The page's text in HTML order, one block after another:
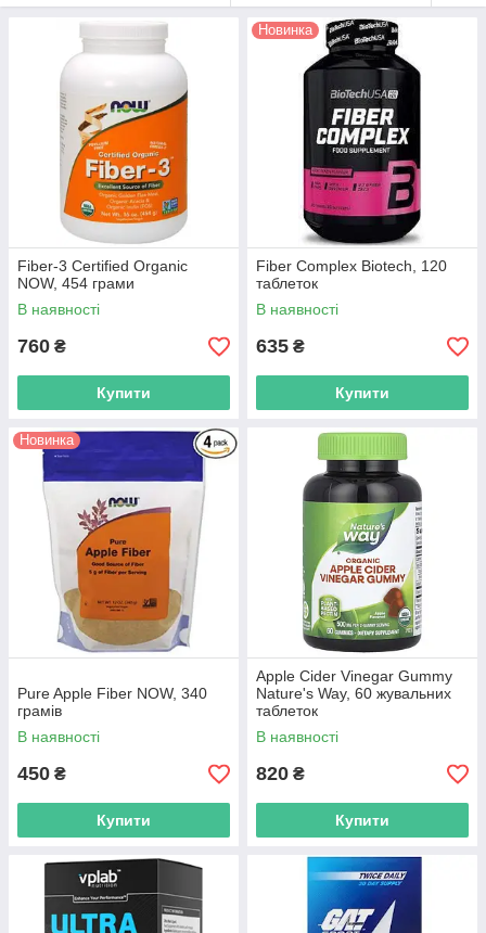
Fiber-3 Certified Organic
NOW, 454 грами
В наявності
760 ₴
Купити
Новинка
Fiber Complex Biotech, 120
таблеток
В наявності
635 ₴
Купити
Новинка
Pure Apple Fiber NOW, 340
грамів
В наявності
450 ₴
Купити
Apple Cider Vinegar Gummy
Nature's Way, 60 жувальних
таблеток
В наявності
820 ₴
Купити